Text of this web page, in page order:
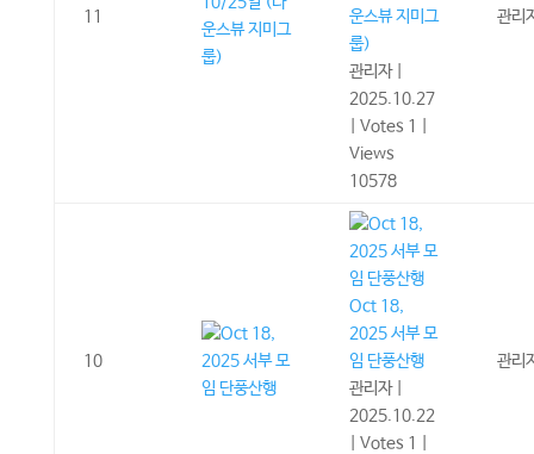
11
운스뷰 지미그
룹)
관리자
2025.10.27
Votes 1
Views
10578
관리
10
Oct 18,
2025 서부 모
임 단풍산행
관리자
2025.10.22
Votes 1
관리